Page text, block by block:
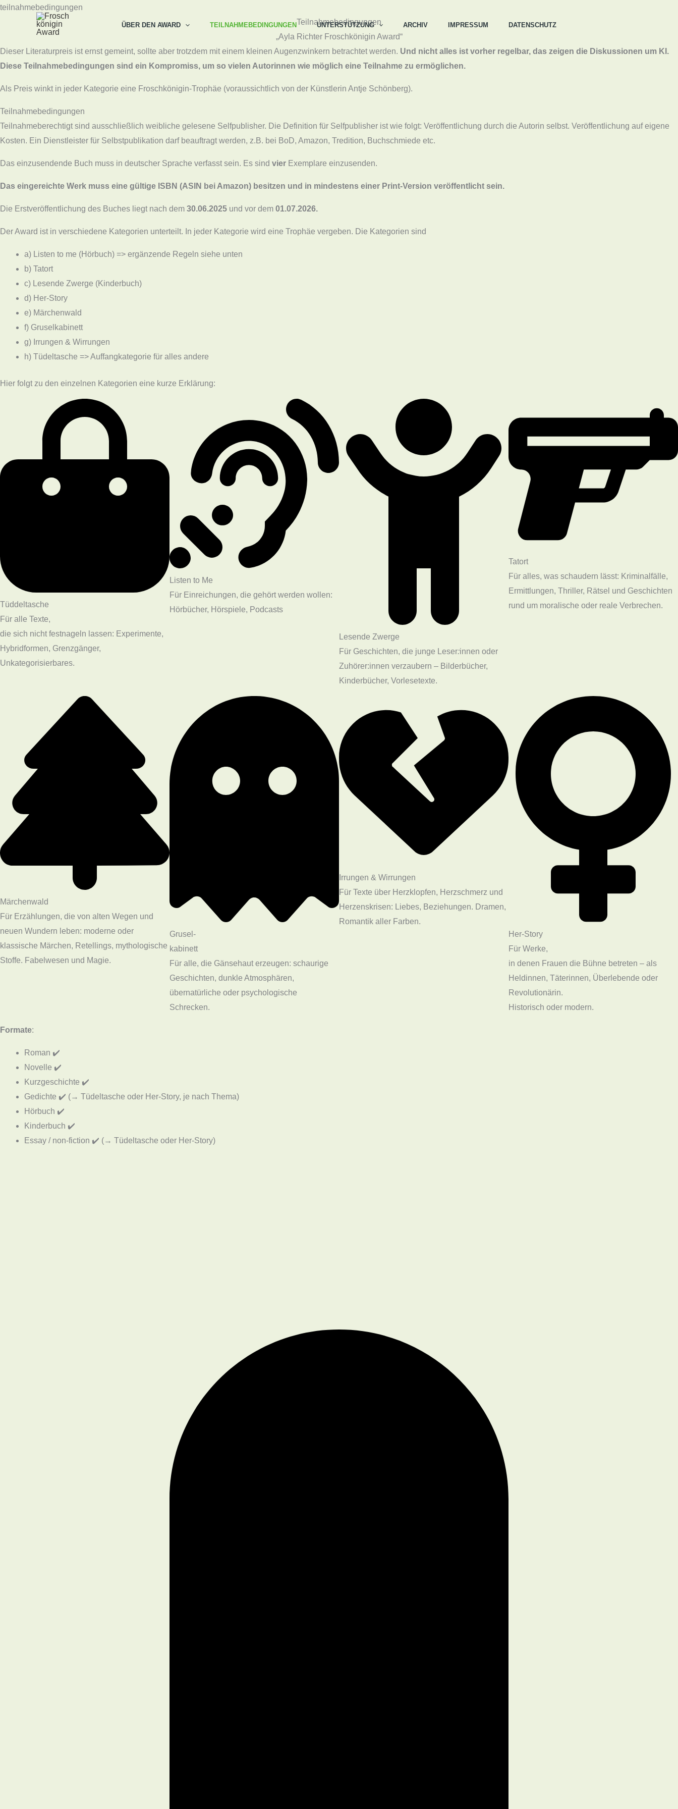
Zum
ÜBER DEN AWARD TEILNAHMEBEDINGUNGEN UNTERSTÜTZUNG ARCHIV IMPRESSUM DATENSCHUTZ
teilnahmebedingungen
Teilnahmebedingungen
„Ayla Richter Froschkönigin Award“
Dieser Literaturpreis ist ernst gemeint, sollte aber trotzdem mit einem kleinen Augenzwinkern betrachtet werden. Und nicht alles ist vorher regelbar, das zeigen die Diskussionen um KI.
Diese Teilnahmebedingungen sind ein Kompromiss, um so vielen Autorinnen wie möglich eine Teilnahme zu ermöglichen.
Als Preis winkt in jeder Kategorie eine Froschkönigin-Trophäe (voraussichtlich von der Künstlerin Antje Schönberg).
Teilnahmebedingungen
Teilnahmeberechtigt sind ausschließlich weibliche gelesene Selfpublisher. Die Definition für Selfpublisher ist wie folgt: Veröffentlichung durch die Autorin selbst. Veröffentlichung auf eigene
Kosten. Ein Dienstleister für Selbstpublikation darf beauftragt werden, z.B. bei BoD, Amazon, Tredition, Buchschmiede etc.
Das einzusendende Buch muss in deutscher Sprache verfasst sein. Es sind vier Exemplare einzusenden.
Das eingereichte Werk muss eine gültige ISBN (ASIN bei Amazon) besitzen und in mindestens einer Print-Version veröffentlicht sein.
Die Erstveröffentlichung des Buches liegt nach dem 30.06.2025 und vor dem 01.07.2026.
Der Award ist in verschiedene Kategorien unterteilt. In jeder Kategorie wird eine Trophäe vergeben. Die Kategorien sind
a) Listen to me (Hörbuch) => ergänzende Regeln siehe unten
b) Tatort
c) Lesende Zwerge (Kinderbuch)
d) Her-Story
e) Märchenwald
f) Gruselkabinett
g) Irrungen & Wirrungen
h) Tüdeltasche => Auffangkategorie für alles andere
Hier folgt zu den einzelnen Kategorien eine kurze Erklärung:
Tüddeltasche
Für alle Texte,
die sich nicht festnageln lassen: Experimente,
Hybridformen, Grenzgänger,
Unkategorisierbares.
Listen to Me
Für Einreichungen, die gehört werden wollen:
Hörbücher, Hörspiele, Podcasts
Lesende Zwerge
Für Geschichten, die junge Leser:innen oder
Zuhörer:innen verzaubern – Bilderbücher,
Kinderbücher, Vorlesetexte.
Tatort
Für alles, was schaudern lässt: Kriminalfälle,
Ermittlungen, Thriller, Rätsel und Geschichten
rund um moralische oder reale Verbrechen.
Märchenwald
Für Erzählungen, die von alten Wegen und
neuen Wundern leben: moderne oder
klassische Märchen, Retellings, mythologische
Stoffe. Fabelwesen und Magie.
Grusel-
kabinett
Für alle, die Gänsehaut erzeugen: schaurige
Geschichten, dunkle Atmosphären,
übernatürliche oder psychologische
Schrecken.
Irrungen & Wirrungen
Für Texte über Herzklopfen, Herzschmerz und
Herzenskrisen: Liebes, Beziehungen. Dramen,
Romantik aller Farben.
Her-Story
Für Werke,
in denen Frauen die Bühne betreten – als
Heldinnen, Täterinnen, Überlebende oder
Revolutionärin.
Historisch oder modern.
Formate:
Roman ✔️
Novelle ✔️
Kurzgeschichte ✔️
Gedichte ✔️ (→ Tüdeltasche oder Her-Story, je nach Thema)
Hörbuch ✔️
Kinderbuch ✔️
Essay / non-fiction ✔️ (→ Tüdeltasche oder Her-Story)